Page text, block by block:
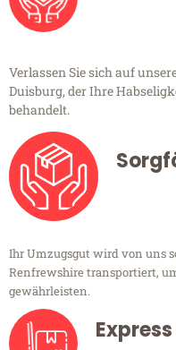
Verlassen Sie sich auf
Duisburg, der Ihre
behandelt.
Ihr Umzugsgut wird von uns
Renfrewshire transportiert,
gewährleisten.